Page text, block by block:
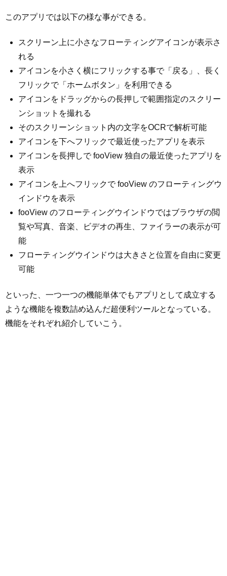
このアプリでは以下の様な事ができる。
スクリーン上に小さなフローティングアイコンが表示さ
れる
アイコンを小さく横にフリックする事で「戻る」、長く
フリックで「ホームボタン」を利用できる
アイコンをドラッグからの長押しで範囲指定のスクリー
ンショットを撮れる
そのスクリーンショット内の文字をOCRで解析可能
アイコンを下へフリックで最近使ったアプリを表示
アイコンを長押しで fooView 独自の最近使ったアプリを
表示
アイコンを上へフリックで fooView のフローティングウ
インドウを表示
fooView のフローティングウインドウではブラウザの閲
覧や写真、音楽、ビデオの再生、ファイラーの表示が可
能
フローティングウインドウは大きさと位置を自由に変更
可能
といった、一つ一つの機能単体でもアプリとして成立する
ような機能を複数詰め込んだ超便利ツールとなっている。
機能をそれぞれ紹介していこう。